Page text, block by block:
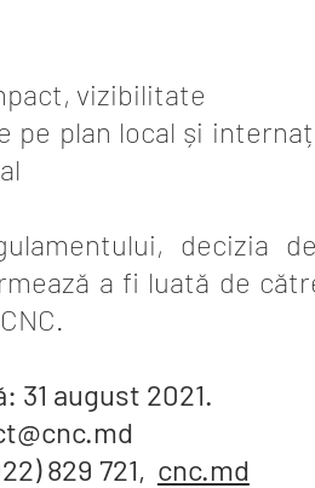
vizibilitate
pe plan local și
decizia
a fi luată de
31 august 2021.
829 721, cnc.md